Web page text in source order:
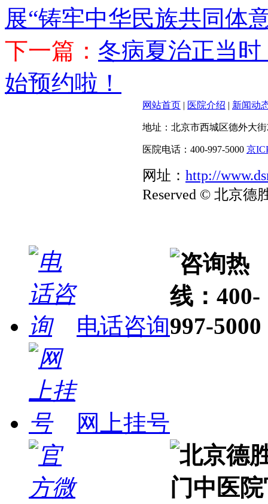
展“铸牢中华民族共同体
下一篇： 冬病夏治正当
始预约啦！
网站首页 医院介绍 新闻动
地址：北京市西城区德外大
医院电话：400-997-5000 京
网址： http://
Reserved © 北京德
电话咨询
网上挂号